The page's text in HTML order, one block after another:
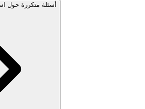
أسئلة متكررة حول